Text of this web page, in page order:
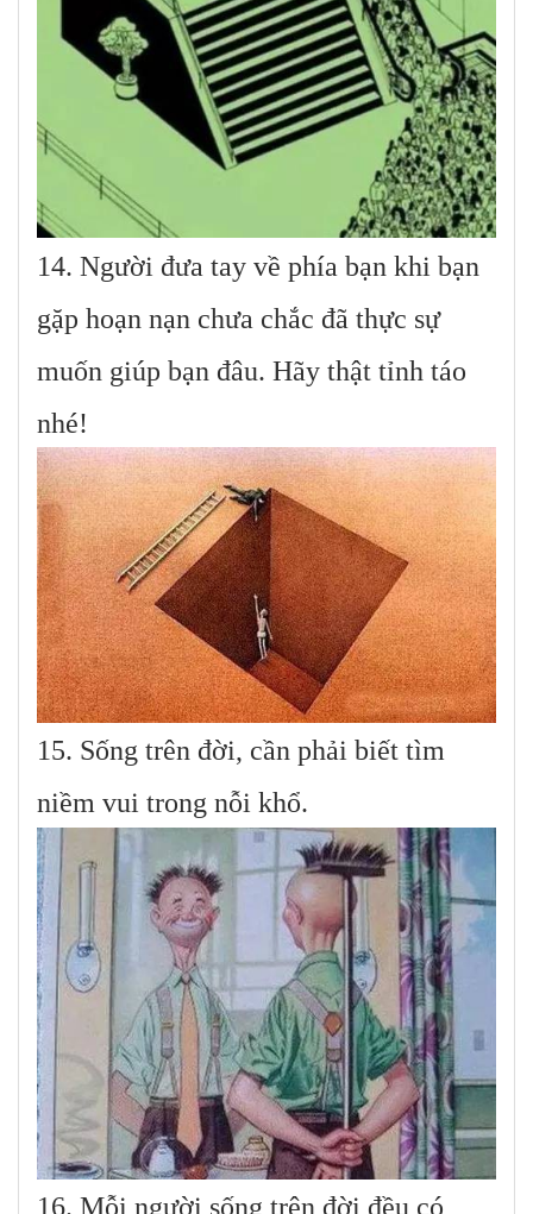
14. Người đưa tay về phía bạn khi bạn
gặp hoạn nạn chưa chắc đã thực sự
muốn giúp bạn đâu. Hãy thật tỉnh táo
nhé!
15. Sống trên đời, cần phải biết tìm
niềm vui trong nỗi khổ.
16. Mỗi người sống trên đời đều có